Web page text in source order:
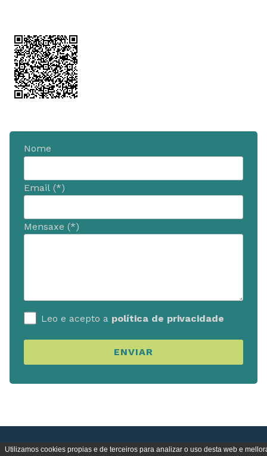
Utilizamos cookies propias e de terceiros para analizar o uso desta web e
Nome
Email (*)
Mensaxe (*)
Leo e acepto a política de privacidade
ENVIAR